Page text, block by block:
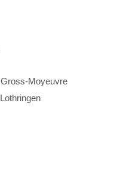
Gross-Moyeuvre
Lothringen